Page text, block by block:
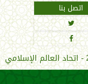
اتصل بنا

